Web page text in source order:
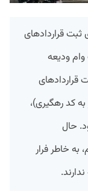
ثبت قراردادهای
ودیعه
(در صورت نیاز به کد رهگیری)،
حال
به خاطر فرار